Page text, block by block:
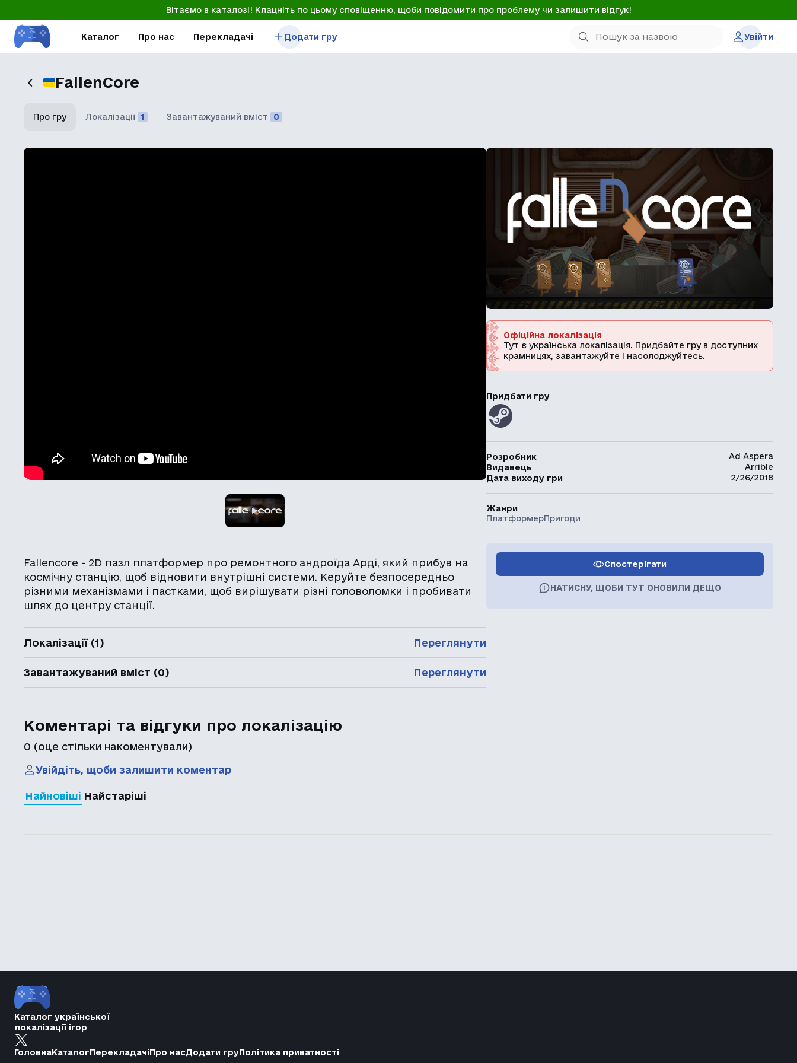
Вітаємо в каталозі! Клацніть по цьому сповіщенню, щоби повідомити про проблему чи залишити відгук!
Каталог Про нас Перекладачі Додати гру Увійти
FallenCore
Про гру Локалізації 1 Завантажуваний вміст 0
Fallencore - 2D пазл платформер про ремонтного андроїда Арді, який прибув на
космічну станцію, щоб відновити внутрішні системи. Керуйте безпосередньо
різними механізмами і пастками, щоб вирішувати різні головоломки і пробивати
шлях до центру станції.
Локалізації (1) Переглянути
Завантажуваний вміст (0) Переглянути
Коментарі та відгуки про локалізацію
0 (оце стільки накоментували)
Увійдіть, щоби залишити коментар
Найновіші Найстаріші
Офіційна локалізація
Тут є українська локалізація. Придбайте гру в доступних
крамницях, завантажуйте і насолоджуйтесь.
Придбати гру
Розробник
Ad Aspera
Видавець
Arrible
Дата виходу гри
2/26/2018
Жанри
ПлатформерПригоди
Спостерігати
НАТИСНУ, ЩОБИ ТУТ ОНОВИЛИ ДЕЩО
Каталог української
локалізації ігор
ГоловнаКаталогПерекладачіПро насДодати груПолітика приватності